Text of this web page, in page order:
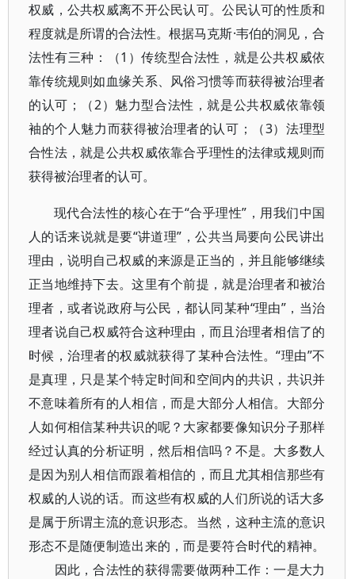
权威，公共权威离不开公民认可。公民认可的性质和
程度就是所谓的合法性。根据马克斯·韦伯的洞见，合
法性有三种：（1）传统型合法性，就是公共权威依
靠传统规则如血缘关系、风俗习惯等而获得被治理者
的认可；（2）魅力型合法性，就是公共权威依靠领
袖的个人魅力而获得被治理者的认可；（3）法理型
合性法，就是公共权威依靠合乎理性的法律或规则而
获得被治理者的认可。
现代合法性的核心在于“合乎理性”，用我们中国
人的话来说就是要“讲道理”，公共当局要向公民讲出
理由，说明自己权威的来源是正当的，并且能够继续
正当地维持下去。这里有个前提，就是治理者和被治
理者，或者说政府与公民，都认同某种“理由”，当治
理者说自己权威符合这种理由，而且治理者相信了的
时候，治理者的权威就获得了某种合法性。“理由”不
是真理，只是某个特定时间和空间内的共识，共识并
不意味着所有的人相信，而是大部分人相信。大部分
人如何相信某种共识的呢？大家都要像知识分子那样
经过认真的分析证明，然后相信吗？不是。大多数人
是因为别人相信而跟着相信的，而且尤其相信那些有
权威的人说的话。而这些有权威的人们所说的话大多
是属于所谓主流的意识形态。当然，这种主流的意识
形态不是随便制造出来的，而是要符合时代的精神。
因此，合法性的获得需要做两种工作：一是大力